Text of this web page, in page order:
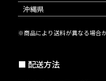
沖縄県
※商品により送料が異なる場合
配送方法